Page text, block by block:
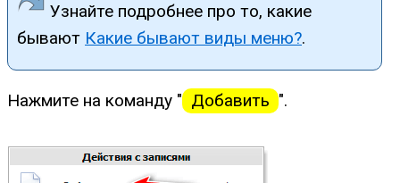
Узнайте подробнее про то, какие
бывают Какие бывают виды меню?.
Нажмите на команду " Добавить ".